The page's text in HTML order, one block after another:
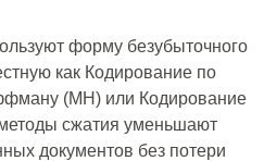
форму безубыточного
как Кодирование по
(MH) или Кодирование
сжатия уменьшают
документов без потери